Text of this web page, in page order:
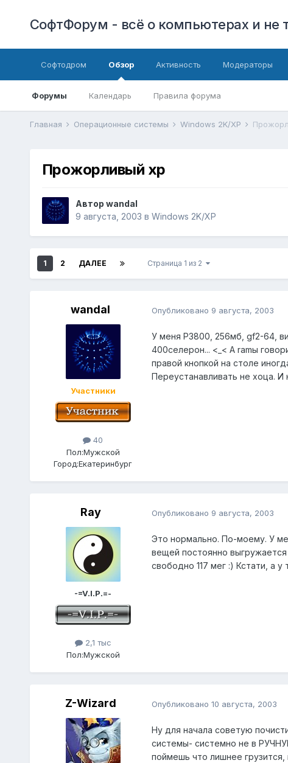
СофтФорум - всё о компьютерах и не
Софтодром Обзор
Форумы Календарь Правила форума
Активность Модераторы
Главная Операционные системы Windows 2K/XP
Прожорливый хр
Автор wandal
9 августа, 2003 в Windows 2K/XP
1 2 ДАЛЕЕ Страница 1 из 2
wandal
Участники
40
Пол:Мужской
Город:Екатеринбург
Опубликовано 9 августа, 2003
У меня Р3800, 256мб, gf2-64,
400селерон... <_< А ramы
правой кнопкой на столе
Переустанавливать не хоца.
Ray
-=V.I.P.=-
2,1 тыс
Пол:Мужской
Опубликовано 9 августа, 2003
Это нормально. По-моему. У
вещей постоянно
свободно 117 мег :) Кстати, а
Z-Wizard Опубликовано 10 августа, 2003
Ну для начала советую
системы- системно не в
поймешь что лишнее